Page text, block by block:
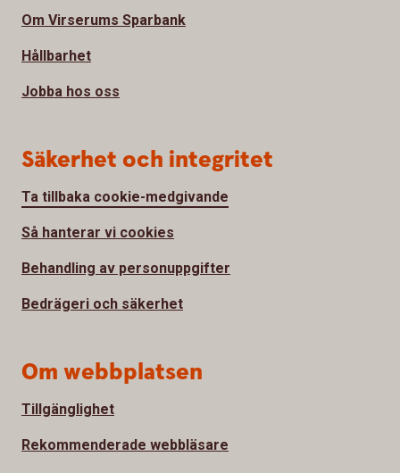
Om Virserums Sparbank
Hållbarhet
Jobba hos oss
Säkerhet och integritet
Ta tillbaka cookie-medgivande
Så hanterar vi cookies
Behandling av personuppgifter
Bedrägeri och säkerhet
Om webbplatsen
Tillgänglighet
Rekommenderade webbläsare